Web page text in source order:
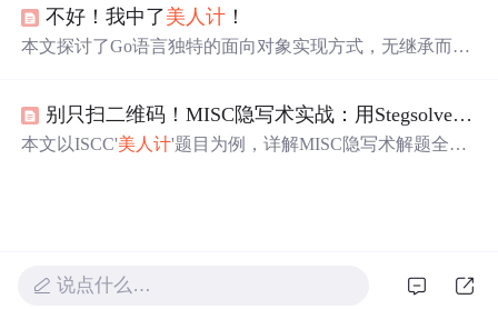
险等合规挑战，提出系统化运营与品牌化发展是可持续增
长的关键。
不好！我中了美人计 ！
本文探讨了Go语言独特的面向对象实现方式，无继承而有
对象语言如C++和Java形成鲜明对比。
别只扫二维码！MISC隐写术实战：用Stegsolve和010Editor破解ISCC‘
本文以ISCC'美人计'题目为例，详解MISC隐写术解题全流
说点什么…